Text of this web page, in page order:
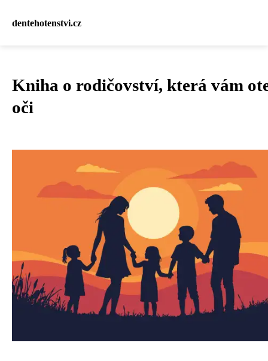
dentehotenstvi.cz
Kniha o rodičovství, která vám
oči